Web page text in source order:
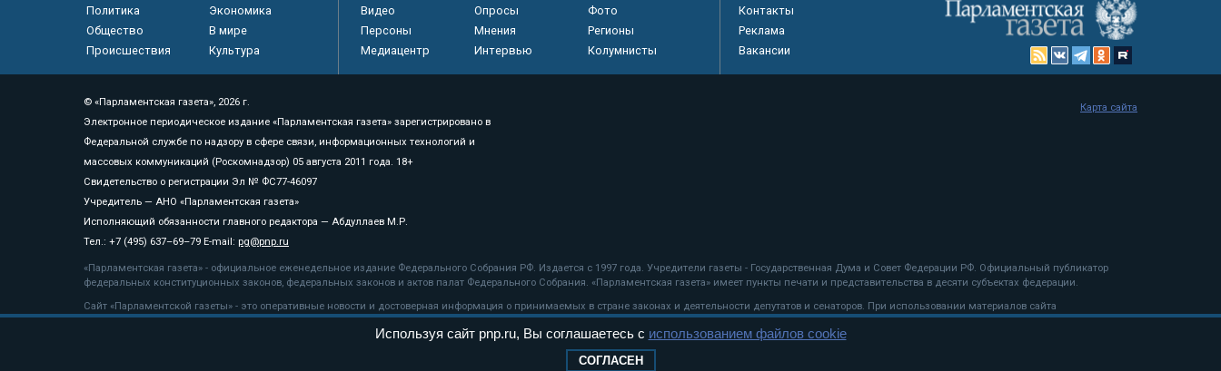
Политика
Экономика
Общество
В мире
Происшествия
Культура
Видео Опросы
Фото
Персоны
Мнения
Регионы
Медиацентр
Интервью Колумнисты
Контакты
Реклама
Вакансии
© «Парламентская газета», 2026 г.
Электронное периодическое издание «Парламентская газета» зарегистрировано в
Федеральной службе по надзору в сфере связи, информационных технологий и
массовых коммуникаций (Роскомнадзор) 05 августа 2011 года. 18+
Свидетельство о регистрации Эл № ФС77-46097
Учредитель — АНО «Парламентская газета»
Исполняющий обязанности главного редактора — Абдуллаев М.Р.
Тел.: +7 (495) 637–69–79 E-mail: pg@pnp.ru
«Парламентская газета» - официальное еженедельное издание Федерального Собрания РФ. Издается с 1997 года. Учредители газеты - Государственная Дума и Совет Федерации РФ. Официальный публикатор
федеральных конституционных законов, федеральных законов и актов палат Федерального Собрания. «Парламентская газета» имеет пункты печати и представительства в десяти субъектах федерации.
Сайт «Парламентской газеты» - это оперативные новости и достоверная информация о принимаемых в стране законах и деятельности депутатов и сенаторов. При использовании материалов сайта
«Парламентской газеты» активная ссылка на pnp.ru обязательна.
рекомендательные технологии
Карта сайта
Используя сайт pnp.ru, Вы соглашаетесь с использованием файлов cookie
СОГЛАСЕН